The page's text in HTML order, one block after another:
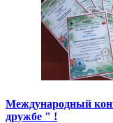
Международный
дружбе " !